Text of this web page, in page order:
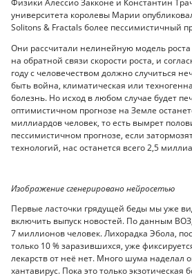
Физики Алессио Закконе и Константин
университета королевы Марии
Solitons & Fractals более пессимистичный
Они рассчитали нелинейную модель
на обратной связи скорости роста, и
году с человечеством должно случиться
быть война, климатическая или
болезнь. Но исход в любом случае будет
оптимистичном прогнозе на Земле
миллиардов человек, то есть вымрет
пессимистичном прогнозе, если
технологий, нас останется всего 2,5
Изображение сгенерировано нейросетью
Первые ласточки грядущей беды мы уже
включить выпуск новостей. По данным
7 миллионов человек. Лихорадка Эбола,
только 10 % заразившихся, уже
лекарств от неё нет. Много шума наделал
хантавирус. Пока это только экзотическая